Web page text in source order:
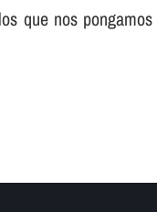
que nos